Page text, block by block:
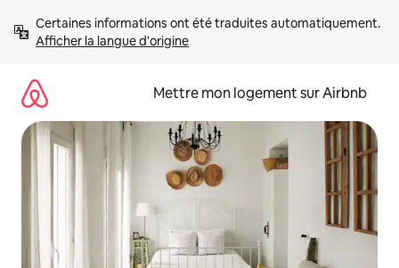
directement
Afficher la langue d'origine
Mettre mon logement sur Airbnb